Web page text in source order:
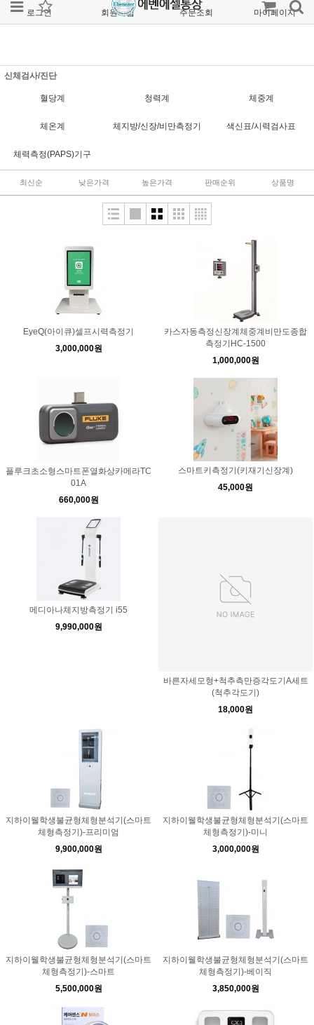
로그인 회원가입 주문조회 마이페이지
신체검사/진단
혈당계 청력계 체중계
체온계 체지방/신장/비만측정기 색신표/시력검사표
체력측정(PAPS)기구
최신순 낮은가격 높은가격 판매순위 상품명
EyeQ(아이큐)셀프시력측정기
3,000,000원
카스자동측정신장계체중계비만도종합
측정기HC-1500
1,000,000원
플루크초소형스마트폰열화상카메라TC
01A
660,000원
스마트키측정기(키재기신장계)
45,000원
메디아나체지방측정기 i55
9,990,000원
바른자세모형+척추측만증각도기A세트
(척추각도기)
18,000원
지하이웰학생불균형체형분석기(스마트
체형측정기)-프리미엄
9,900,000원
지하이웰학생불균형체형분석기(스마트
체형측정기)-미니
3,000,000원
지하이웰학생불균형체형분석기(스마트
체형측정기)-스마트
5,500,000원
지하이웰학생불균형체형분석기(스마트
체형측정기)-베이직
3,850,000원